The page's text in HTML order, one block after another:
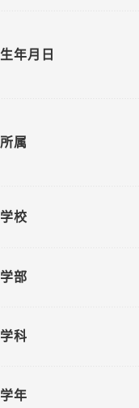
生年月日
所属
学校
学部
学科
学年